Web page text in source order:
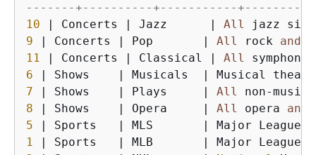
-------+----------+-----------
10
| Concerts | Jazz | All
jazz
9
| Concerts | Pop | All rock and
11
| Concerts | Classical | All
6
| Shows | Musicals
|
7
| Shows | Plays | All non-
8
| Shows | Opera | All opera and
5
| Sports | MLS
|
1
| Sports | MLB
|